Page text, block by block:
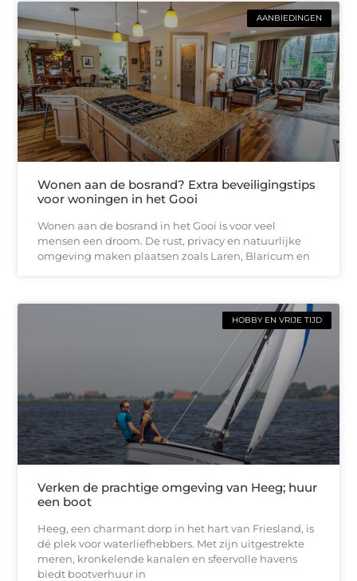
AANBIEDINGEN
Wonen aan de bosrand? Extra beveiligingstips
voor woningen in het Gooi
Wonen aan de bosrand in het Gooi is voor veel
mensen een droom. De rust, privacy en natuurlijke
omgeving maken plaatsen zoals Laren, Blaricum en
HOBBY EN VRIJE TIJD
Verken de prachtige omgeving van Heeg; huur
een boot
Heeg, een charmant dorp in het hart van Friesland, is
dé plek voor waterliefhebbers. Met zijn uitgestrekte
meren, kronkelende kanalen en sfeervolle havens
biedt bootverhuur in